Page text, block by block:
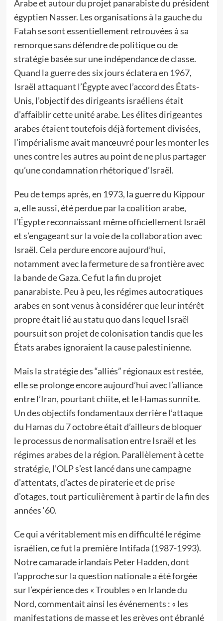
Arabe et autour du projet panarabiste du président
égyptien Nasser. Les organisations à la gauche du
Fatah se sont essentiellement retrouvées à sa
remorque sans défendre de politique ou de
stratégie basée sur une indépendance de classe.
Quand la guerre des six jours éclatera en 1967,
Israël attaquant l’Égypte avec l’accord des États-
Unis, l’objectif des dirigeants israéliens était
d’affaiblir cette unité arabe. Les élites dirigeantes
arabes étaient toutefois déjà fortement divisées,
l’impérialisme avait manœuvré pour les monter les
unes contre les autres au point de ne plus partager
qu’une condamnation rhétorique d’Israël.
Peu de temps après, en 1973, la guerre du Kippour
a, elle aussi, été perdue par la coalition arabe,
l’Égypte reconnaissant même officiellement Israël
et s’engageant sur la voie de la collaboration avec
Israël. Cela perdure encore aujourd’hui,
notamment avec la fermeture de sa frontière avec
la bande de Gaza. Ce fut la fin du projet
panarabiste. Peu à peu, les régimes autocratiques
arabes en sont venus à considérer que leur intérêt
propre était lié au statu quo dans lequel Israël
poursuit son projet de colonisation tandis que les
États arabes ignoraient la cause palestinienne.
Mais la stratégie des “alliés” régionaux est restée,
elle se prolonge encore aujourd’hui avec l’alliance
entre l’Iran, pourtant chiite, et le Hamas sunnite.
Un des objectifs fondamentaux derrière l’attaque
du Hamas du 7 octobre était d’ailleurs de bloquer
le processus de normalisation entre Israël et les
régimes arabes de la région. Parallèlement à cette
stratégie, l’OLP s’est lancé dans une campagne
d’attentats, d’actes de piraterie et de prise
d’otages, tout particulièrement à partir de la fin des
années ‘60.
Ce qui a véritablement mis en difficulté le régime
israélien, ce fut la première Intifada (1987-1993).
Notre camarade irlandais Peter Hadden, dont
l’approche sur la question nationale a été forgée
sur l’expérience des « Troubles » en Irlande du
Nord, commentait ainsi les événements : « les
manifestations de masse et les grèves ont ébranlé